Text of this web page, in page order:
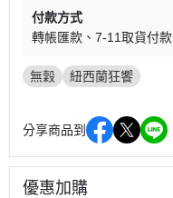
付款方式
轉帳匯款
7-11取貨付款
無穀 紐西蘭狂饗
分享商品到
優惠加購